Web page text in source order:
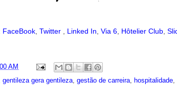
FaceBook Twitter Linked In Via 6 Hôtelier Club
AM
gentileza gera gentileza gestão de carreira hospitalidade